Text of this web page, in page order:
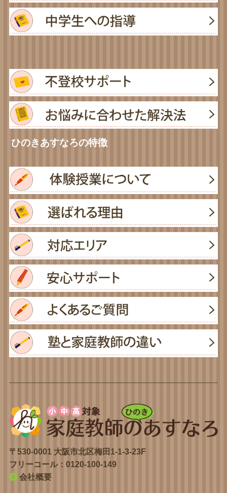
ひのきあすなろの特徴
〒530-0001 大阪市北区梅田1-1-3-23F
フリーコール： 0120-100-149
会社概要